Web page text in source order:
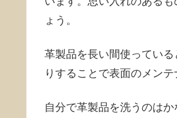
ょう。
革製品を長い間使ってい
りすることで表面のメン
自分で革製品を洗うのは